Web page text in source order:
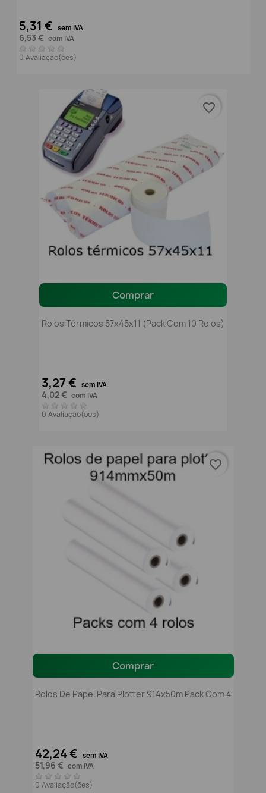
5,31 € sem IVA
6,53 € com IVA
0 Avaliação(ões)
Comprar
Rolos Térmicos 57x45x11 (pack Com 10 Rolos)
3,27 € sem IVA
4,02 € com IVA
0 Avaliação(ões)
favorite_border
Comprar
Rolos De Papel Para Plotter 914x50m Pack Com 4
42,24 € sem IVA
51,96 € com IVA
0 Avaliação(ões)
favorite_border